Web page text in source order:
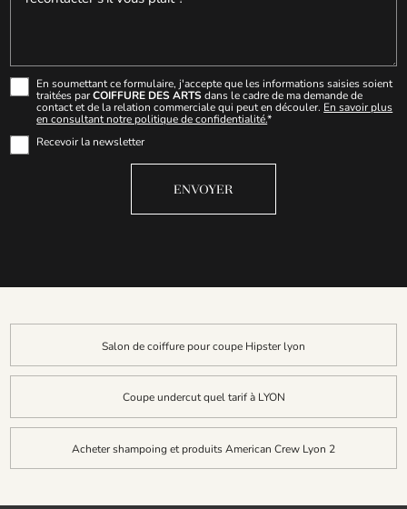
En soumettant ce formulaire, j'accepte que les informations saisies soient
traitées parCOIFFURE DES ARTSdans le cadre de ma demande de
contact et de la relation commerciale qui peut en découler. En savoir plus
en consultant notre politique de confidentialité.*
Recevoir la newsletter
Salon de coiffure pour coupe Hipster lyon
Coupe undercut quel tarif à LYON
Acheter shampoing et produits American Crew Lyon 2